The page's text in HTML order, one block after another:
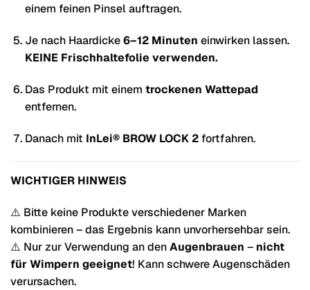
einem feinen Pinsel auftragen.
Je nach Haardicke6–12 Minuten einwirken lassen.
KEINE Frischhaltefolie verwenden.
Das Produkt mit einem trockenen Wattepad
entfernen.
Danach mit InLei® BROW LOCK 2fortfahren.
WICHTIGER HINWEIS
⚠️ Bitte keine Produkte verschiedener Marken
kombinieren – das Ergebnis kann unvorhersehbar sein.
⚠️ Nur zur Verwendung an denAugenbrauen – nicht
für Wimpern geeignet! Kann schwere Augenschäden
verursachen.